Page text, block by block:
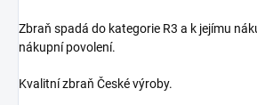
Zbraň spadá do kategorie R3 a k jejímu
nákupní povolení.
Kvalitní zbraň České výroby.